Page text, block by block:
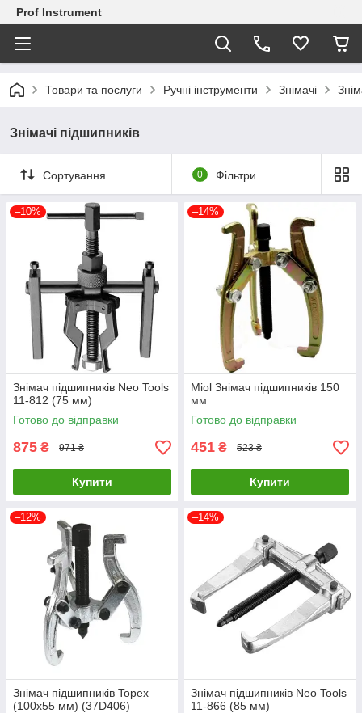
Prof Instrument
Товари та послуги Ручні інструменти Знімачі
Знімачі підшипників
Сортування 0 Фільтри
–10%
Знімач підшипників Neo Tools
11-812 (75 мм)
Готово до відправки
875 ₴ 971 ₴
Купити
–14%
Miol Знімач підшипників 150
мм
Готово до відправки
451 ₴ 523 ₴
Купити
–12%
Знімач підшипників Topex
(100х55 мм) (37D406)
–14%
Знімач підшипників Neo Tools
11-866 (85 мм)